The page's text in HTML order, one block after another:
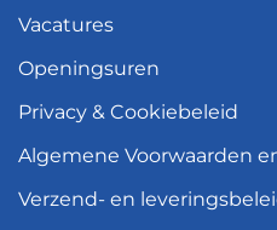
Vacatures
Openingsuren
Privacy & Cookiebeleid
Algemene Voorwaarden
Verzend- en